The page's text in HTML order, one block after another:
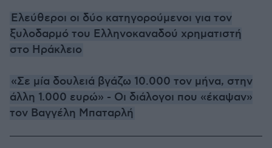
Ελεύθεροι οι δύο κατηγορούμενοι για τον
ξυλοδαρμό του Ελληνοκαναδού χρηματιστή
στο Ηράκλειο
«Σε μία δουλειά βγάζω 10.000 τον μήνα, στην
άλλη 1.000 ευρώ» - Οι διάλογοι που «έκαψαν»
τον Βαγγέλη Μπαταρλή